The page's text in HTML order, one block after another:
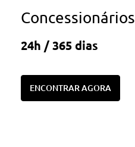
Concessionários
24h / 365 dias
ENCONTRAR AGORA